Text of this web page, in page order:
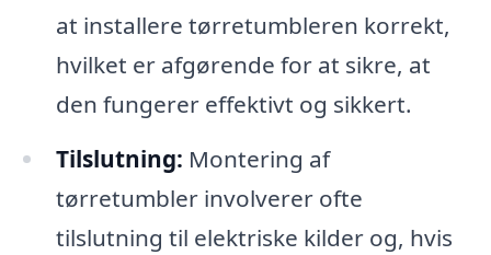
at installere tørretumbleren korrekt,
hvilket er afgørende for at sikre, at
den fungerer effektivt og sikkert.
Tilslutning: Montering af
tørretumbler involverer ofte
tilslutning til elektriske kilder og, hvis